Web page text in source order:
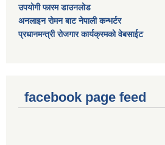
उपयोगी फारम डाउनलोड
अनलाइन रोमन बाट नेपाली कन्भर्टर
प्रधानमन्त्री रोजगार कार्यक्रमको वेबसाईट
facebook page feed